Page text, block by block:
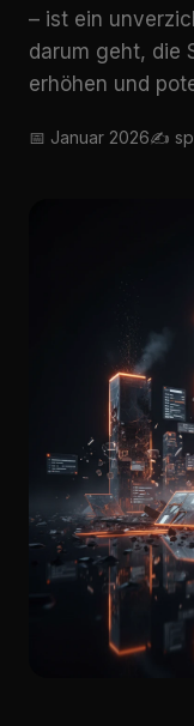
– ist ein
darum geht, die
erhöhen und
📅 Januar 2026✍️